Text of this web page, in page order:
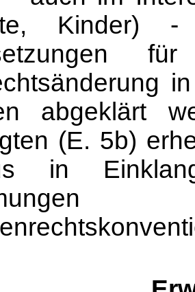
Kinder)
abgeklärt
(E. 5b)
in